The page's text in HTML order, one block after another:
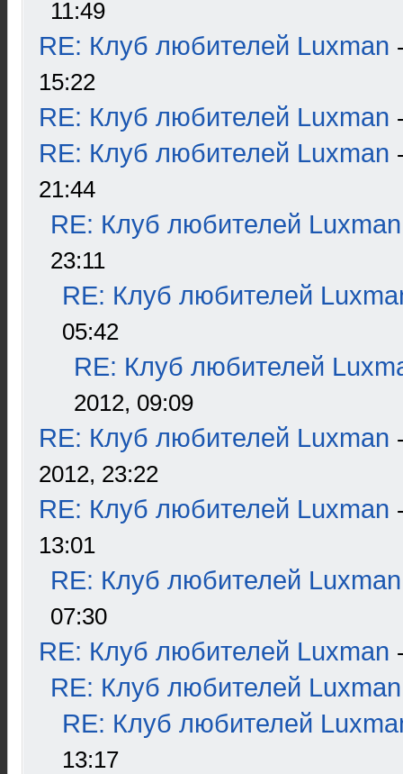
11:49
RE: Клуб любителей Luxman
15:22
RE: Клуб любителей Luxman
RE: Клуб любителей Luxman
21:44
RE: Клуб любителей Luxman
23:11
RE: Клуб любителей
05:42
RE: Клуб любителей
2012, 09:09
RE: Клуб любителей Luxman
2012, 23:22
RE: Клуб любителей Luxman
13:01
RE: Клуб любителей Luxman
07:30
RE: Клуб любителей Luxman
RE: Клуб любителей Luxman
RE: Клуб любителей
13:17